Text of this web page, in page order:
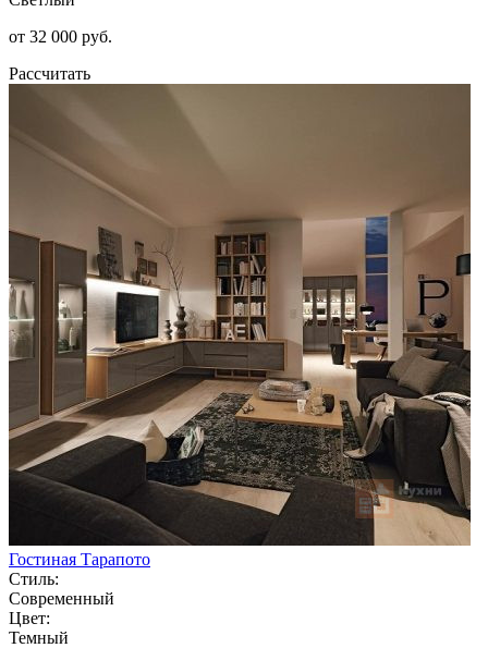
от 32 000 руб.
Рассчитать
Гостиная Тарапото
Стиль:
Современный
Цвет:
Темный